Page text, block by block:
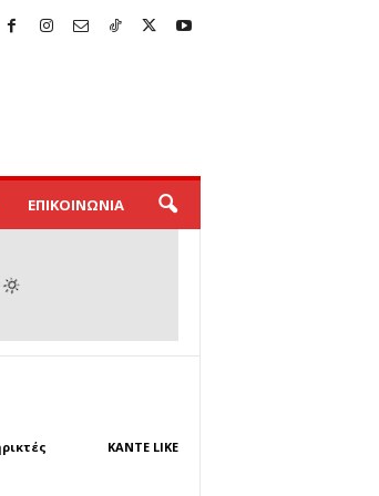
ΕΠΙΚΟΙΝΩΝΙΑ
ΚΆΝΤΕ LIKE